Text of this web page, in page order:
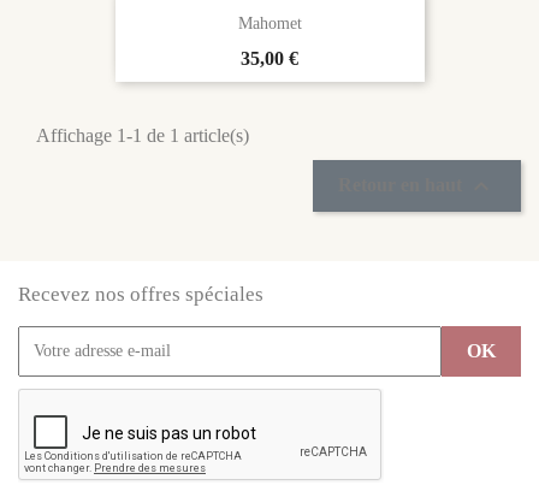
Mahomet
Prix
35,00 €
Affichage 1-1 de 1 article(s)
Recevez nos offres spéciales